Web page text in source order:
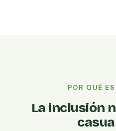
POR QUÉ
La inclusión